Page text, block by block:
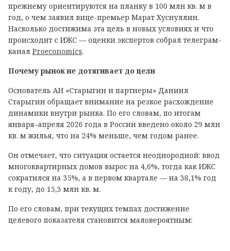
прежнему ориентируются на планку в 100 млн кв. м в
год, о чем заявил вице-премьер Марат Хуснуллин.
Насколько достижима эта цель в новых условиях и что
происходит с ИЖС — оценки экспертов собрал телеграм-
канал Proeconomics.
Почему рынок не дотягивает до цели
Основатель АН «Старыгин и партнеры» Даниил
Старыгин обращает внимание на резкое расхождение
динамики внутри рынка. По его словам, по итогам
января–апреля 2026 года в России введено около 29 млн
кв. м жилья, что на 24% меньше, чем годом ранее.
Он отмечает, что ситуация остается неоднородной: ввод
многоквартирных домов вырос на 4,6%, тогда как ИЖС
сократился на 35%, а в первом квартале — на 38,1% год
к году, до 15,3 млн кв. м.
По его словам, при текущих темпах достижение
целевого показателя становится маловероятным: